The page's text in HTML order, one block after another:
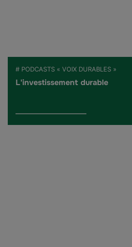
# PODCASTS « VOIX DURABLES »
L'investissement durable